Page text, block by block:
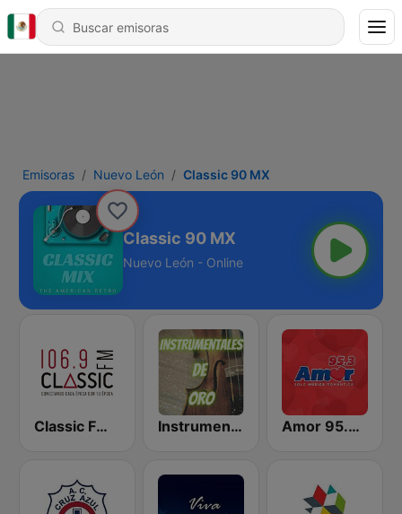
Emisoras Nuevo León Classic 90 MX
Classic 90 MX
Nuevo León - Online
Classic FM 106.9 | Monterrey Instrumentales de Oro Radio Amor 95.3 FM - San Luis Potosí